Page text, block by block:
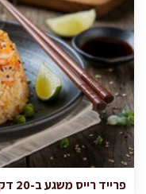
פרייד רייס משגע ב-20 דקות, בלי ווק בכלל